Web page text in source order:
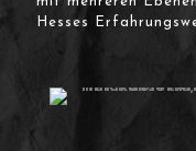
Hesses